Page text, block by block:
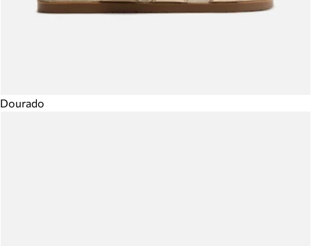
Dourado